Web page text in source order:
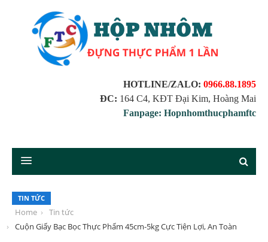
HOTLINE/ZALO: 0966.88.1895
ĐC: 164 C4, KĐT Đại Kim, Hoàng Mai
Fanpage: Hopnhomthucphamftc
TIN TỨC
Home
Tin tức
Cuộn Giấy Bạc Bọc Thực Phẩm 45cm-5kg Cực Tiện Lợi, An Toàn